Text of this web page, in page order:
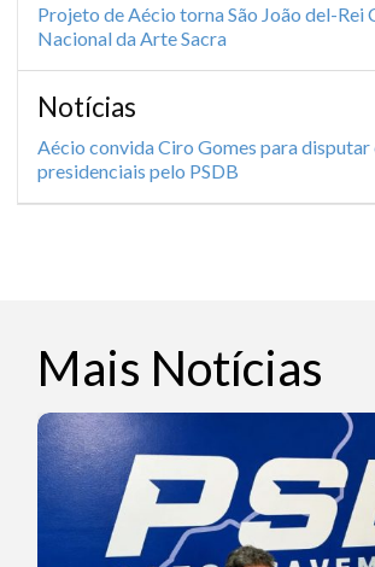
Projeto de Aécio torna São João del-Rei
Nacional da Arte Sacra
Notícias
Aécio convida Ciro Gomes para disputar
presidenciais pelo PSDB
Mais Notícias